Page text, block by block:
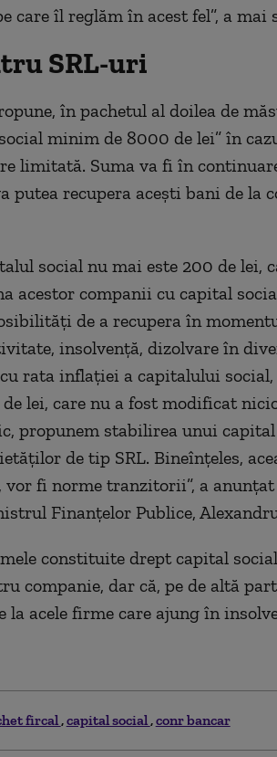
care îl reglăm în acest fel”, a mai
SRL-uri
în pachetul al doilea de
minim de 8000 de lei” în
limitată. Suma va fi în
putea recupera aceşti bani de la
social nu mai este 200 de lei,
acestor companii cu capital
de a recupera în
insolvenţă, dizolvare în
rata inflaţiei a capitalului
lei, care nu a fost modificat
propunem stabilirea unui
de tip SRL. Bineînţeles,
fi norme tranzitorii”, a
Finanţelor Publice,
constituite drept capital
companie, dar că, pe de altă
la acele firme care ajung în
fircal capital social conr bancar